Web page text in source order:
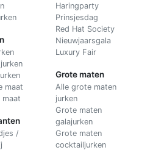
maat
maat
/
Haringparty
Prinsjesdag
Red Hat Society
Nieuwjaarsgala
Luxury Fair
Grote maten
Alle grote maten
jurken
Grote maten
galajurken
Grote maten
cocktailjurken